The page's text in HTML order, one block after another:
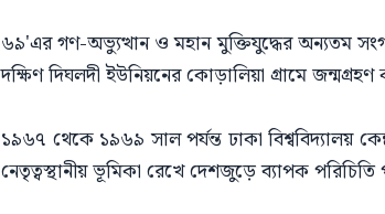
৬৯'এর গণ-অভ্যুত্থান ও মহান মুক্তিযুদ্ধের অন্যতম
দক্ষিণ দিঘলদী ইউনিয়নের কোড়ালিয়া গ্রামে জন্মগ্রহণ
১৯৬৭ থেকে ১৯৬৯ সাল পর্যন্ত ঢাকা বিশ্ববিদ্যালয়
নেতৃত্বস্থানীয় ভূমিকা রেখে দেশজুড়ে ব্যাপক পরিচিতি